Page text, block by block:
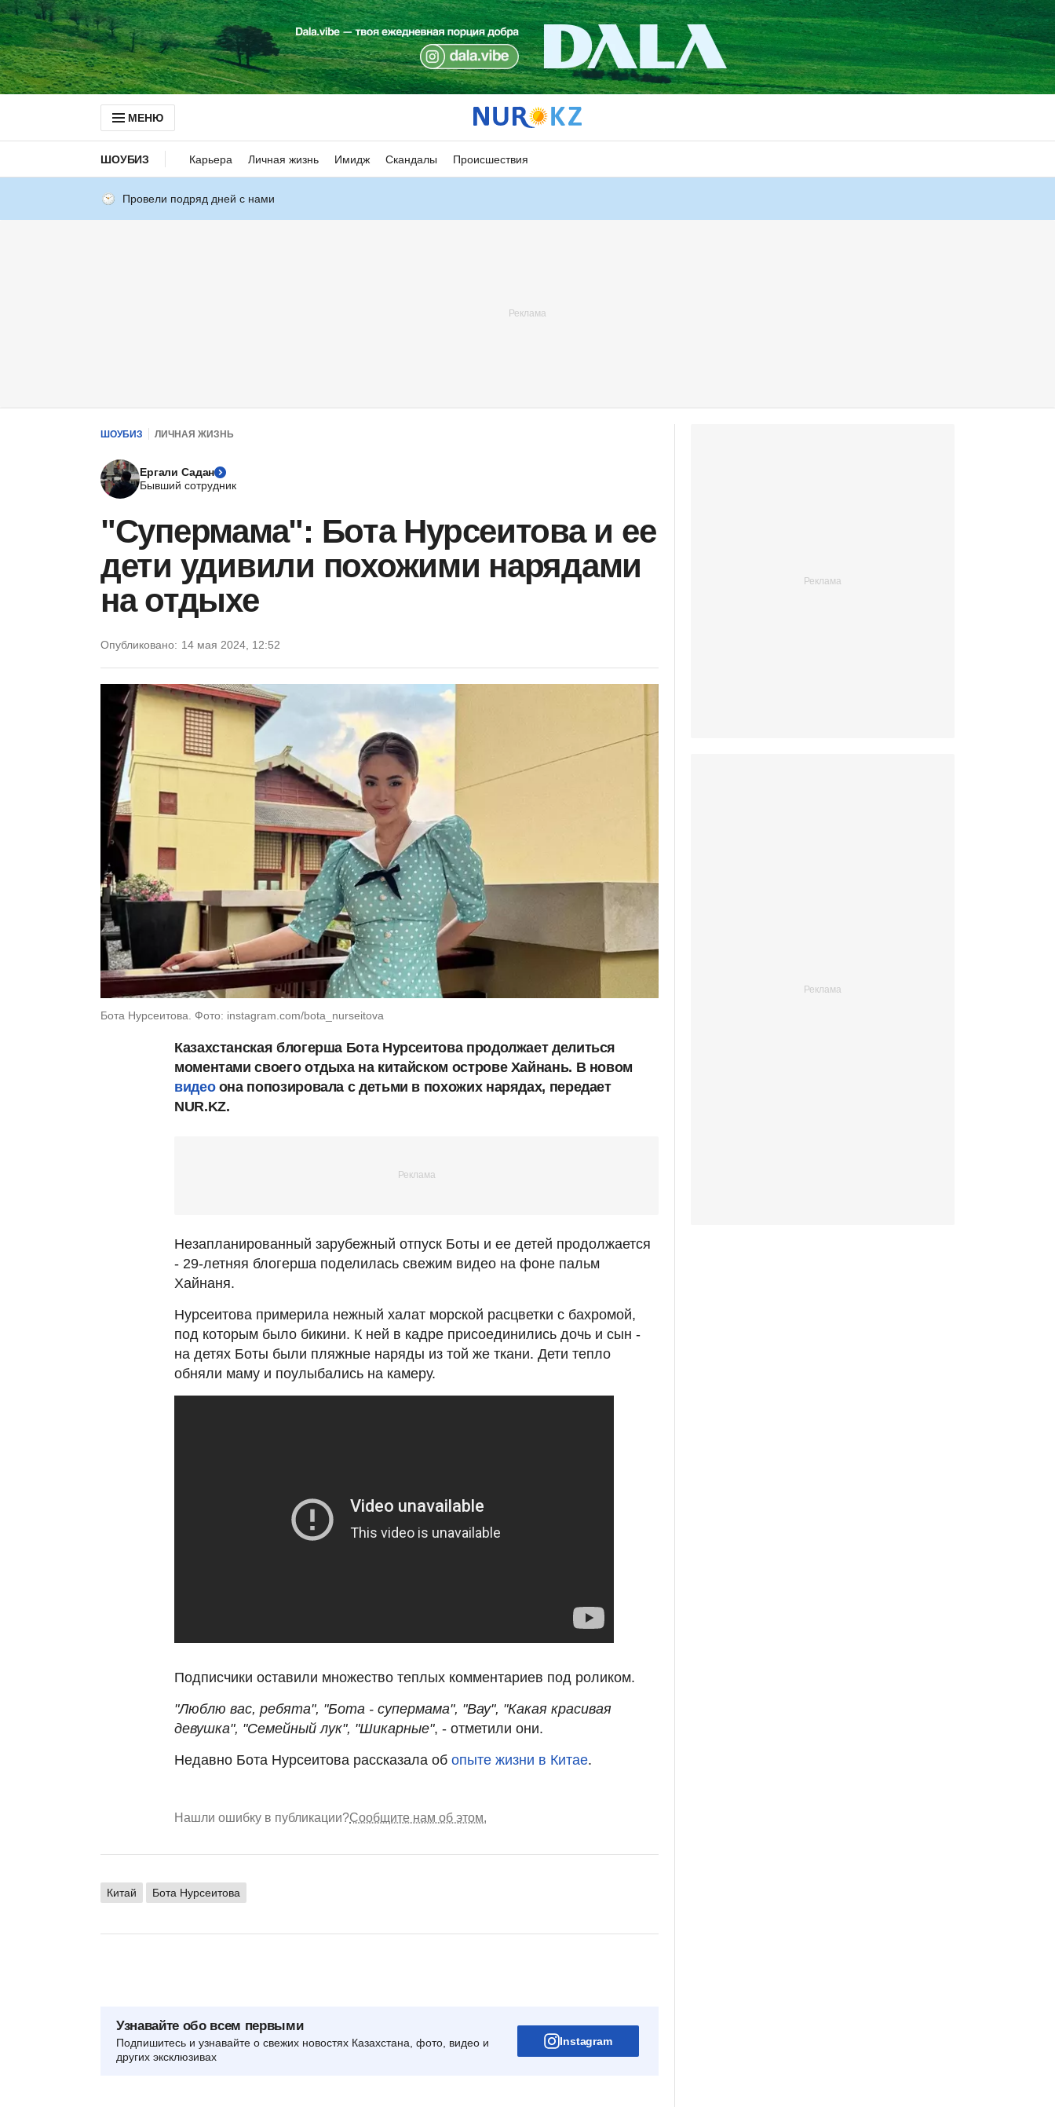
МЕНЮ
ШОУБИЗ Карьера Личная жизнь Имидж Скандалы Происшествия
Провели подряд дней с нами
ШОУБИЗ ЛИЧНАЯ ЖИЗНЬ
Ергали Садан
Бывший сотрудник
"Супермама": Бота Нурсеитова и ее
дети удивили похожими нарядами
на отдыхе
Опубликовано: 14 мая 2024, 12:52
Бота Нурсеитова. Фото: instagram.com/bota_nurseitova
Казахстанская блогерша Бота Нурсеитова продолжает делиться
моментами своего отдыха на китайском острове Хайнань. В новом
видеоона попозировала с детьми в похожих нарядах, передает
NUR.KZ.
Незапланированный зарубежный отпуск Боты и ее детей продолжается
- 29-летняя блогерша поделилась свежим видео на фоне пальм
Хайнаня.
Нурсеитова примерила нежный халат морской расцветки с бахромой,
под которым было бикини. К ней в кадре присоединились дочь и сын -
на детях Боты были пляжные наряды из той же ткани. Дети тепло
обняли маму и поулыбались на камеру.
Подписчики оставили множество теплых комментариев под роликом.
"Люблю вас, ребята", "Бота - супермама", "Вау", "Какая красивая
девушка", "Семейный лук", "Шикарные", - отметили они.
Недавно Бота Нурсеитова рассказала об опыте жизни в Китае.
Нашли ошибку в публикации?Сообщите нам об этом.
Китай Бота Нурсеитова
Узнавайте обо всем первыми
Подпишитесь и узнавайте о свежих новостях Казахстана, фото, видео и
других эксклюзивах
Instagram